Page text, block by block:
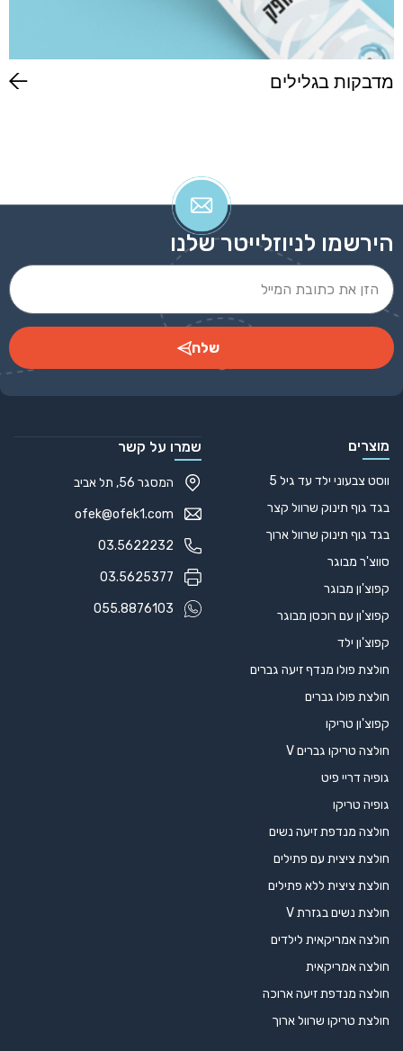
מדבקות בגלילים
הירשמו לניוזלייטר שלנו
שלח
מוצרים
ווסט צבעוני ילד עד גיל 5
בגד גוף תינוק שרוול קצר
בגד גוף תינוק שרוול ארוך
סווצ'ר מבוגר
קפוצ'ון מבוגר
קפוצ'ון עם רוכסן מבוגר
קפוצ'ון ילד
חולצת פולו מנדף זיעה גברים
חולצת פולו גברים
קפוצ'ון טריקו
חולצה טריקו גברים V
גופיה דריי פיט
גופיה טריקו
חולצה מנדפת זיעה נשים
חולצת ציצית עם פתילים
חולצת ציצית ללא פתילים
חולצת נשים בגזרת V
חולצה אמריקאית לילדים
חולצה אמריקאית
חולצה מנדפת זיעה ארוכה
חולצת טריקו שרוול ארוך
שמרו על קשר
המסגר 56, תל אביב
ofek@ofek1.com
03.5622232
03.5625377
055.8876103